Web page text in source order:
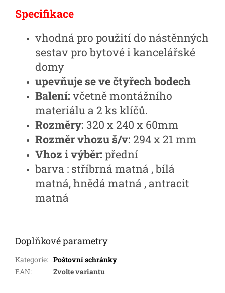
Specifikace
vhodná pro použití do nástěnných
sestav pro bytové i kancelářské
domy
upevňuje se ve čtyřech bodech
Balení: včetně montážního
materiálu a 2 ks klíčů.
Rozměry: 320 x 240 x 60mm
Rozměr vhozu š/v: 294 x 21 mm
Vhoz i výběr: přední
barva : stříbrná matná , bílá
matná, hnědá matná , antracit
matná
Doplňkové parametry
Kategorie: Poštovní schránky
EAN: Zvolte variantu